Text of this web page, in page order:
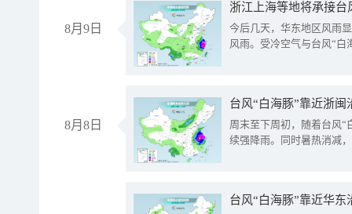
8月9日
浙江上海等地将承接台
今后几天，华东地区风雨
风雨。受冷空气与台风“白
8月8日
台风“白海豚”靠近浙
周末至下周初，随着台风“
续强降雨。同时暑热消减
台风“白海豚”靠近华